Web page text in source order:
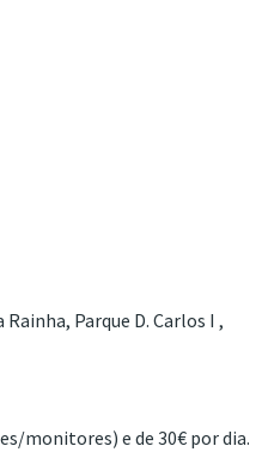
Parque D. Carlos I ,
monitores) e de 30€ por dia.